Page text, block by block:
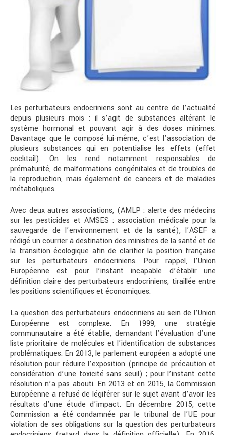
Les perturbateurs endocriniens sont au centre de l’actualité
depuis plusieurs mois ; il s’agit de substances altérant le
système hormonal et pouvant agir à des doses minimes.
Davantage que le composé lui-même, c’est l’association de
plusieurs substances qui en potentialise les effets (effet
cocktail). On les rend notamment responsables de
prématurité, de malformations congénitales et de troubles de
la reproduction, mais également de cancers et de maladies
métaboliques.
Avec deux autres associations, (AMLP : alerte des médecins
sur les pesticides et AMSES : association médicale pour la
sauvegarde de l’environnement et de la santé), l’ASEF a
rédigé un courrier à destination des ministres de la santé et de
la transition écologique afin de clarifier la position française
sur les perturbateurs endocriniens. Pour rappel, l’Union
Européenne est pour l’instant incapable d’établir une
définition claire des perturbateurs endocriniens, tiraillée entre
les positions scientifiques et économiques.
La question des perturbateurs endocriniens au sein de l’Union
Européenne est complexe. En 1999, une stratégie
communautaire a été établie, demandant l’évaluation d’une
liste prioritaire de molécules et l’identification de substances
problématiques. En 2013, le parlement européen a adopté une
résolution pour réduire l’exposition (principe de précaution et
considération d’une toxicité sans seuil) ; pour l’instant cette
résolution n’a pas abouti. En 2013 et en 2015, la Commission
Européenne a refusé de légiférer sur le sujet avant d’avoir les
résultats d’une étude d’impact. En décembre 2015, cette
Commission a été condamnée par le tribunal de l’UE pour
violation de ses obligations sur la question des perturbateurs